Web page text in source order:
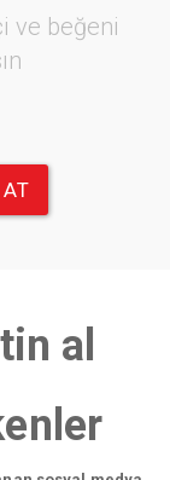
ve beğeni
AT
al